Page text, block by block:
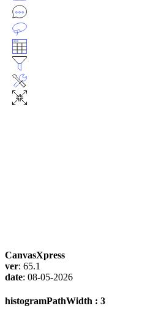
CanvasXpress
ver: 65.1
date: 08-05-2026
histogramPathWidth : 3